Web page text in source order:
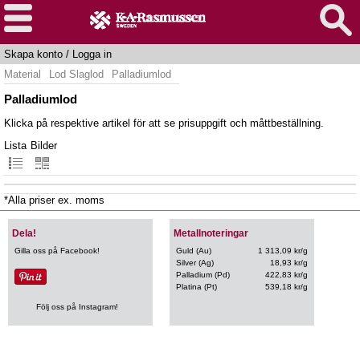
Skapa konto / Logga in
Material
Lod Slaglod Palladiumlod
Palladiumlod
Klicka på respektive artikel för att se prisuppgift och måttbeställning.
Lista Bilder
*Alla priser ex. moms
Metallnoteringar
Guld (Au)
1 313,09 kr/g
Silver (Ag)
18,93 kr/g
Palladium (Pd)
422,83 kr/g
Platina (Pt)
539,18 kr/g
Dela!
Gilla oss på Facebook!
Följ oss på Instagram!